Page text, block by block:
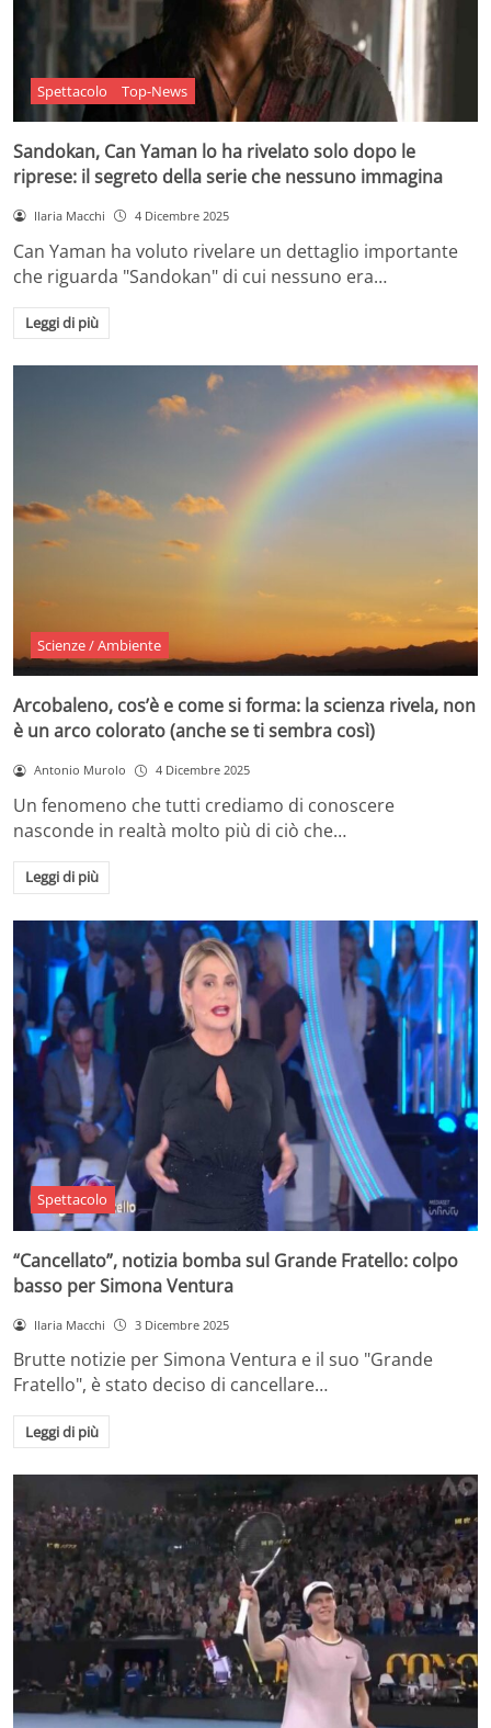
Spettacolo Top-News
Sandokan, Can Yaman lo ha rivelato solo dopo le
riprese: il segreto della serie che nessuno immagina
Ilaria Macchi 4 Dicembre 2025
Can Yaman ha voluto rivelare un dettaglio importante
che riguarda "Sandokan" di cui nessuno era…
Leggi di più
Scienze / Ambiente
Arcobaleno, cos’è e come si forma: la scienza rivela, non
è un arco colorato (anche se ti sembra così)
Antonio Murolo 4 Dicembre 2025
Un fenomeno che tutti crediamo di conoscere
nasconde in realtà molto più di ciò che…
Leggi di più
Spettacolo
“Cancellato”, notizia bomba sul Grande Fratello: colpo
basso per Simona Ventura
Ilaria Macchi 3 Dicembre 2025
Brutte notizie per Simona Ventura e il suo "Grande
Fratello", è stato deciso di cancellare…
Leggi di più